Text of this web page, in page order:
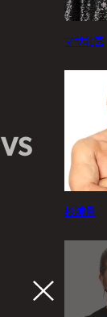
VS
マサ北宮
杉浦貴